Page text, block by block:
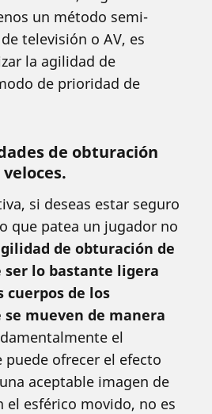
un método semi-
televisión o AV, es
la agilidad de
de prioridad de
de obturación
veloces.
si deseas estar seguro
que patea un jugador no
de obturación de
ser lo bastante ligera
cuerpos de los
mueven de manera
el
puede ofrecer el efecto
aceptable imagen de
esférico movido, no es